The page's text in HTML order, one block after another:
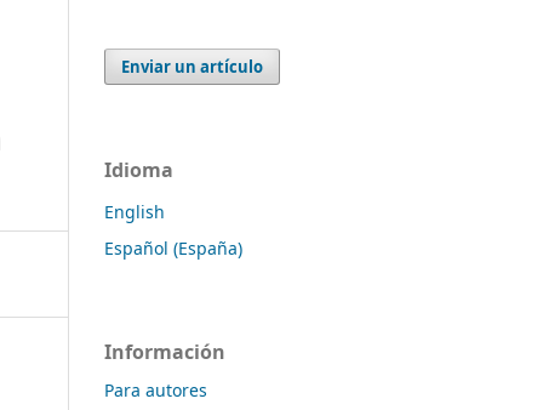
Enviar un artículo
Idioma
English
Español (España)
Información
Para autores